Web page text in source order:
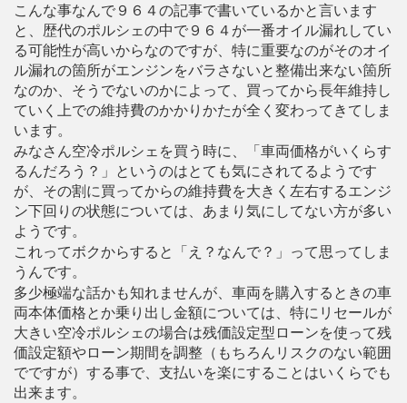
こんな事なんで９６４の記事で書いているかと言います
と、歴代のポルシェの中で９６４が一番オイル漏れしてい
る可能性が高いからなのですが、特に重要なのがそのオイ
ル漏れの箇所がエンジンをバラさないと整備出来ない箇所
なのか、そうでないのかによって、買ってから長年維持し
ていく上での維持費のかかりかたが全く変わってきてしま
います。
みなさん空冷ポルシェを買う時に、「車両価格がいくらす
るんだろう？」というのはとても気にされてるようです
が、その割に買ってからの維持費を大きく左右するエンジ
ン下回りの状態については、あまり気にしてない方が多い
ようです。
これってボクからすると「え？なんで？」って思ってしま
うんです。
多少極端な話かも知れませんが、車両を購入するときの車
両本体価格とか乗り出し金額については、特にリセールが
大きい空冷ポルシェの場合は残価設定型ローンを使って残
価設定額やローン期間を調整（もちろんリスクのない範囲
でですが）する事で、支払いを楽にすることはいくらでも
出来ます。